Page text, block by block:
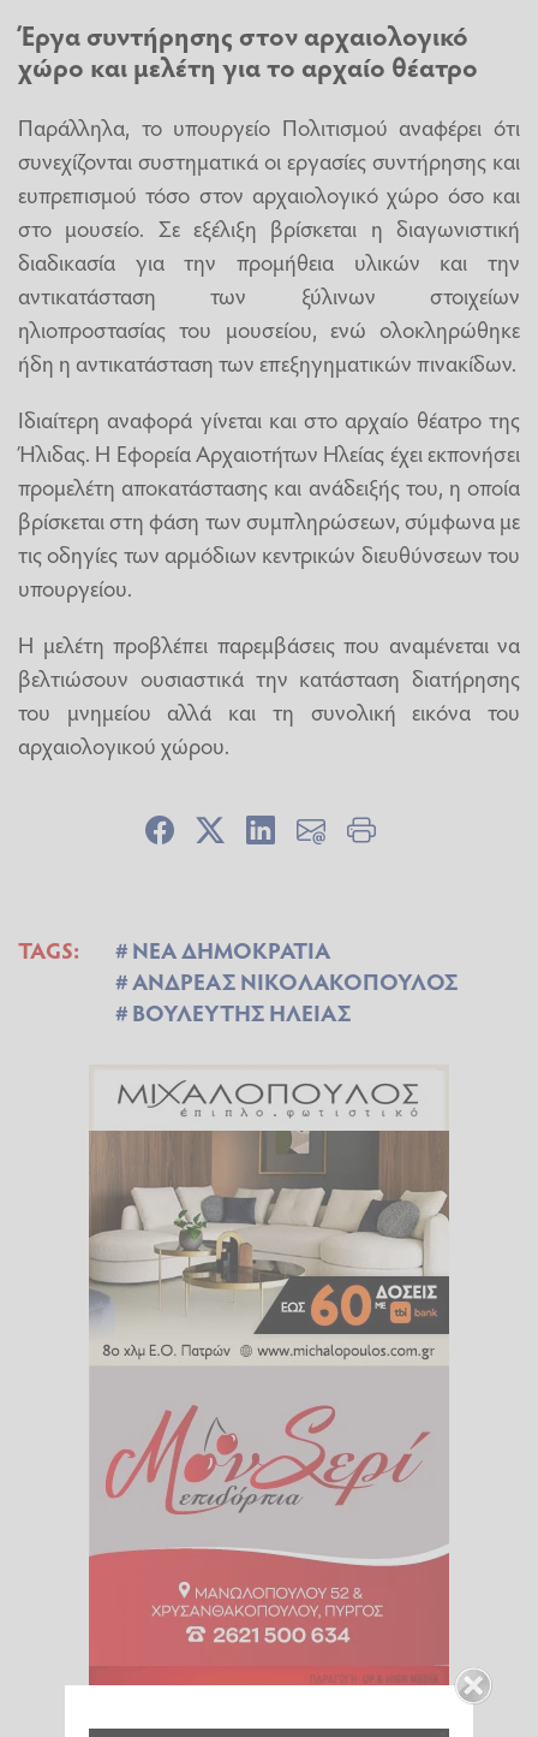
Έργα συντήρησης στον αρχαιολογικό
χώρο και μελέτη για το αρχαίο θέατρο
Παράλληλα, το υπουργείο Πολιτισμού αναφέρει ότι
συνεχίζονται συστηματικά οι εργασίες συντήρησης και
ευπρεπισμού τόσο στον αρχαιολογικό χώρο όσο και
στο μουσείο. Σε εξέλιξη βρίσκεται η διαγωνιστική
διαδικασία για την προμήθεια υλικών και την
αντικατάσταση των ξύλινων στοιχείων
ηλιοπροστασίας του μουσείου, ενώ ολοκληρώθηκε
ήδη η αντικατάσταση των επεξηγηματικών πινακίδων.
Ιδιαίτερη αναφορά γίνεται και στο αρχαίο θέατρο της
Ήλιδας. Η Εφορεία Αρχαιοτήτων Ηλείας έχει εκπονήσει
προμελέτη αποκατάστασης και ανάδειξής του, η οποία
βρίσκεται στη φάση των συμπληρώσεων, σύμφωνα με
τις οδηγίες των αρμόδιων κεντρικών διευθύνσεων του
υπουργείου.
Η μελέτη προβλέπει παρεμβάσεις που αναμένεται να
βελτιώσουν ουσιαστικά την κατάσταση διατήρησης
του μνημείου αλλά και τη συνολική εικόνα του
αρχαιολογικού χώρου.
TAGS:
ΝΕΑ ΔΗΜΟΚΡΑΤΙΑ
ΑΝΔΡΕΑΣ ΝΙΚΟΛΑΚΟΠΟΥΛΟΣ
ΒΟΥΛΕΥΤΗΣ ΗΛΕΙΑΣ